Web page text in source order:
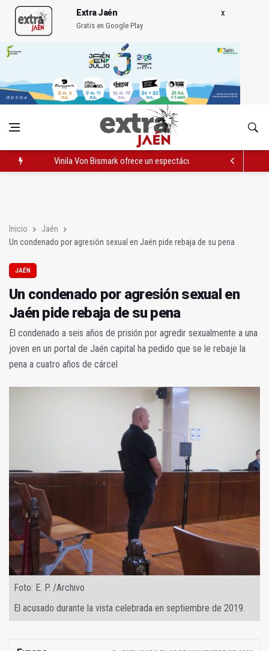
Extra Jaén
Gratis en Google Play
Vinila Von Bismark ofrece un espectáculo "rompedor" en el
Inicio
Jaén
Un condenado por agresión sexual en Jaén pide rebaja de su pena
JAÉN
Un condenado por agresión sexual en
Jaén pide rebaja de su pena
El condenado a seis años de prisión por agredir sexualmente a una
joven en un portal de Jaén capital ha pedido que se le rebaje la
pena a cuatro años de cárcel
Foto: E. P. /Archivo
El acusado durante la vista celebrada en septiembre de 2019.